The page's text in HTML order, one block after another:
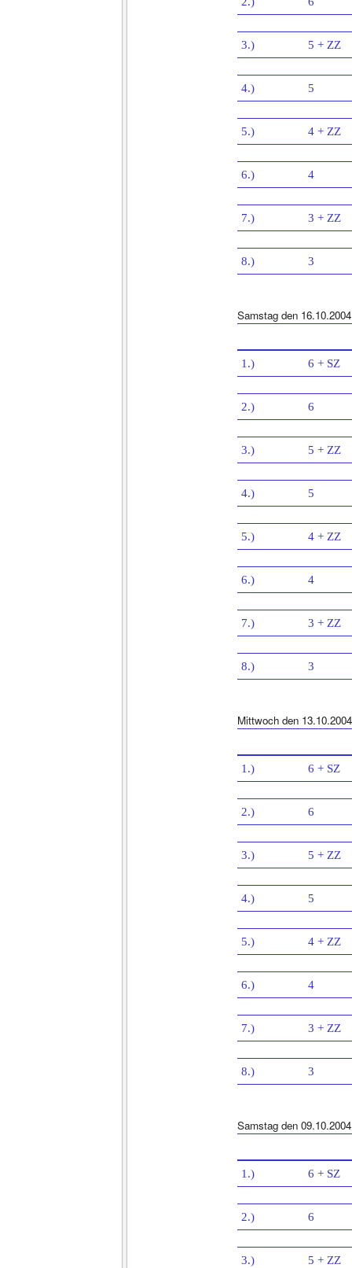
3.) 5 + ZZ
4.) 5
5.) 4 + ZZ
6.) 4
7.) 3 + ZZ
8.) 3
Samstag den 16.10.2004
1.) 6 + SZ
2.) 6
3.) 5 + ZZ
4.) 5
5.) 4 + ZZ
6.) 4
7.) 3 + ZZ
8.) 3
Mittwoch den 13.10.2004
1.) 6 + SZ
2.) 6
3.) 5 + ZZ
4.) 5
5.) 4 + ZZ
6.) 4
7.) 3 + ZZ
8.) 3
Samstag den 09.10.2004
1.) 6 + SZ
2.) 6
3.) 5 + ZZ